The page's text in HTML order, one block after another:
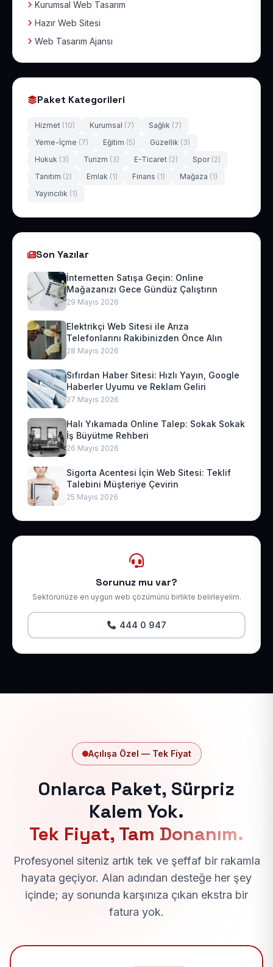
Kurumsal Web Tasarım
Hazır Web Sitesi
Web Tasarım Ajansı
Paket Kategorileri
Hizmet (10) Kurumsal (7) Sağlık (7)
Yeme-İçme (7) Eğitim (5) Güzellik (3)
Hukuk (3) Turizm (3) E-Ticaret (2) Spor (2)
Tanıtım (2) Emlak (1) Finans (1) Mağaza (1)
Yayıncılık (1)
Son Yazılar
İnternetten Satışa Geçin: Online
Mağazanızı Gece Gündüz Çalıştırın
29 Mayıs 2026
Elektrikçi Web Sitesi ile Arıza
Telefonlarını Rakibinizden Önce Alın
28 Mayıs 2026
Sıfırdan Haber Sitesi: Hızlı Yayın, Google
Haberler Uyumu ve Reklam Geliri
27 Mayıs 2026
Halı Yıkamada Online Talep: Sokak Sokak
İş Büyütme Rehberi
26 Mayıs 2026
Sigorta Acentesi İçin Web Sitesi: Teklif
Talebini Müşteriye Çevirin
25 Mayıs 2026
Sorunuz mu var?
Sektörünüze en uygun web çözümünü birlikte belirleyelim.
444 0 947
Açılışa Özel — Tek Fiyat
Onlarca Paket, Sürpriz
Kalem Yok.
Tek Fiyat, Tam Donanım.
Profesyonel siteniz artık tek ve şeffaf bir rakamla
hayata geçiyor. Alan adından desteğe her şey
içinde; ay sonunda karşınıza çıkan ekstra bir
fatura yok.